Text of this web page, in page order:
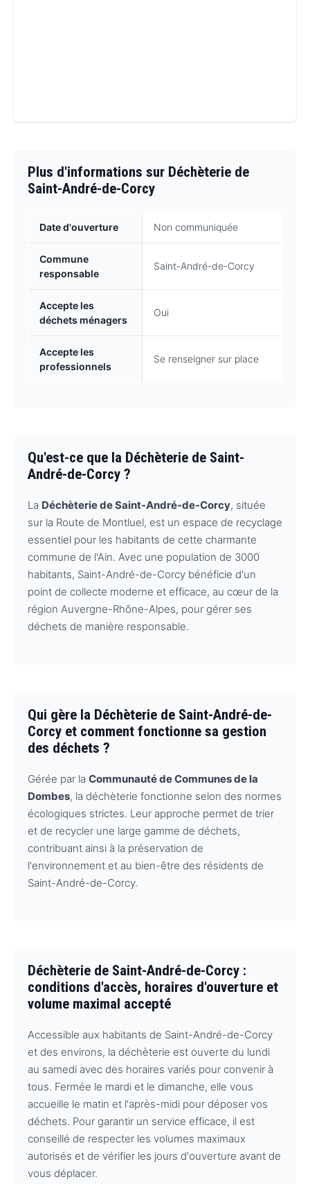
Plus d'informations sur Déchèterie de
Saint-André-de-Corcy
Date d'ouverture Non communiquée
Commune
responsable
Saint-André-de-Corcy
Accepte les
déchets ménagers
Oui
Accepte les
professionnels
Se renseigner sur place
Qu'est-ce que la Déchèterie de Saint-
André-de-Corcy ?
La Déchèterie de Saint-André-de-Corcy, située
sur la Route de Montluel, est un espace de recyclage
essentiel pour les habitants de cette charmante
commune de l'Ain. Avec une population de 3000
habitants, Saint-André-de-Corcy bénéficie d'un
point de collecte moderne et efficace, au cœur de la
région Auvergne-Rhône-Alpes, pour gérer ses
déchets de manière responsable.
Qui gère la Déchèterie de Saint-André-de-
Corcy et comment fonctionne sa gestion
des déchets ?
Gérée par la Communauté de Communes de la
Dombes, la déchèterie fonctionne selon des normes
écologiques strictes. Leur approche permet de trier
et de recycler une large gamme de déchets,
contribuant ainsi à la préservation de
l'environnement et au bien-être des résidents de
Saint-André-de-Corcy.
Déchèterie de Saint-André-de-Corcy :
conditions d'accès, horaires d'ouverture et
volume maximal accepté
Accessible aux habitants de Saint-André-de-Corcy
et des environs, la déchèterie est ouverte du lundi
au samedi avec des horaires variés pour convenir à
tous. Fermée le mardi et le dimanche, elle vous
accueille le matin et l'après-midi pour déposer vos
déchets. Pour garantir un service efficace, il est
conseillé de respecter les volumes maximaux
autorisés et de vérifier les jours d'ouverture avant de
vous déplacer.